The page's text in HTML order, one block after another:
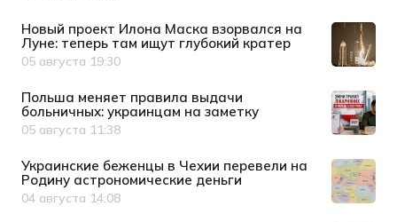
Новый проект Илона Маска взорвался на
Луне: теперь там ищут глубокий кратер
Дата публикации
05 августа 19:30
Польша меняет правила выдачи
больничных: украинцам на заметку
Дата публикации
05 августа 11:38
Украинские беженцы в Чехии перевели на
Родину астрономические деньги
Дата публикации
04 августа 14:08